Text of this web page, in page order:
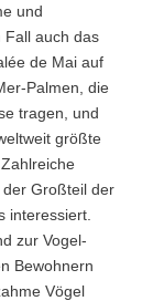
und
Fall auch das
de Mai auf
Palmen, die
tragen, und
größte
Großteil der
interessiert.
zur Vogel-
Bewohnern
Vögel